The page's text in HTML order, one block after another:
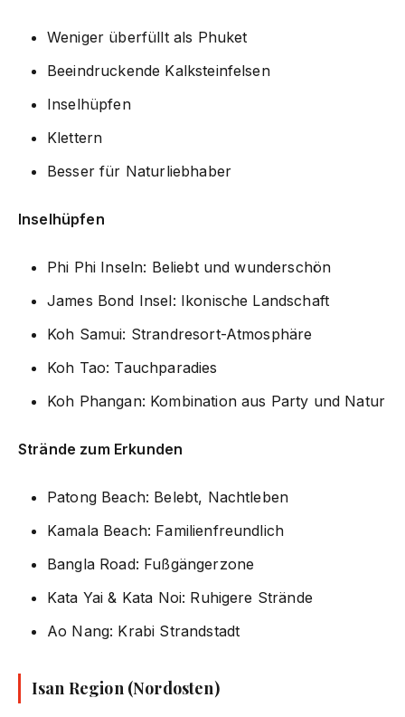
Weniger überfüllt als Phuket
Beeindruckende Kalksteinfelsen
Inselhüpfen
Klettern
Besser für Naturliebhaber
Inselhüpfen
Phi Phi Inseln: Beliebt und wunderschön
James Bond Insel: Ikonische Landschaft
Koh Samui: Strandresort-Atmosphäre
Koh Tao: Tauchparadies
Koh Phangan: Kombination aus Party und Natur
Strände zum Erkunden
Patong Beach: Belebt, Nachtleben
Kamala Beach: Familienfreundlich
Bangla Road: Fußgängerzone
Kata Yai & Kata Noi: Ruhigere Strände
Ao Nang: Krabi Strandstadt
Isan Region (Nordosten)